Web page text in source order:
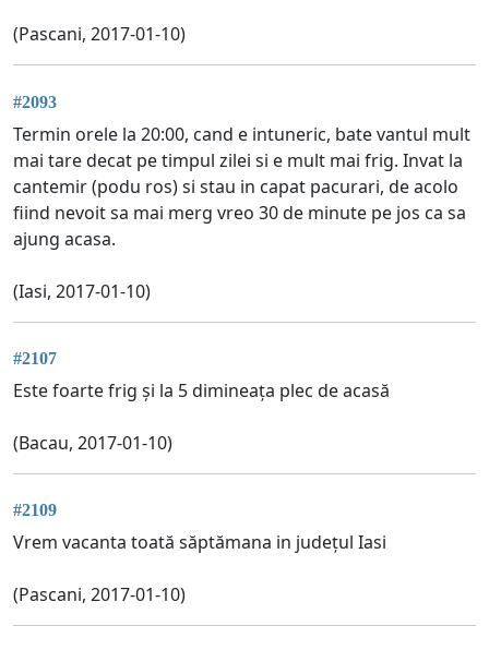
(Pascani, 2017-01-10)
#2093
Termin orele la 20:00, cand e intuneric, bate vantul mult
mai tare decat pe timpul zilei si e mult mai frig. Invat la
cantemir (podu ros) si stau in capat pacurari, de acolo
fiind nevoit sa mai merg vreo 30 de minute pe jos ca sa
ajung acasa.
(Iasi, 2017-01-10)
#2107
Este foarte frig și la 5 dimineața plec de acasă
(Bacau, 2017-01-10)
#2109
Vrem vacanta toată săptămana in județul Iasi
(Pascani, 2017-01-10)